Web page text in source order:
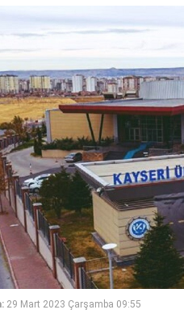
29 Mart 2023 Çarşamba 09:55